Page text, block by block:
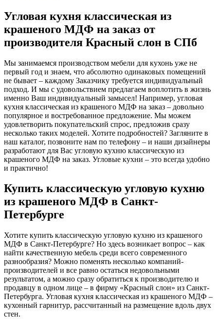
Угловая кухня классическая из
крашеного МДФ на заказ от
производителя Красный слон в СПб
Мы занимаемся производством мебели для кухонь уже не
первый год и знаем, что абсолютно одинаковых помещений
не бывает – каждому Заказчику требуется индивидуальный
подход. И мы с удовольствием предлагаем воплотить в жизнь
именно Ваш индивидуальный замысел! Например, угловая
кухня классическая из крашеного МДФ на заказ – довольно
популярное и востребованное предложение. Мы можем
удовлетворить покупательский спрос, предложив сразу
несколько таких моделей. Хотите подробностей? Загляните в
наш каталог, позвоните нам по телефону – и наши дизайнеры
разработают для Вас угловую кухню классическую из
крашеного МДФ на заказ. Угловые кухни – это всегда удобно
и практично!
Купить классическую угловую кухню
из крашеного МДФ в Санкт-
Петербурге
Хотите купить классическую угловую кухню из крашеного
МДФ в Санкт-Петербурге? Но здесь возникает вопрос – как
найти качественную мебель среди всего современного
разнообразия? Можно поменять несколько компаний-
производителей и все равно остаться недовольными
результатом, а можно сразу обратиться к производителю и
продавцу в одном лице – в фирму «Красный слон» из Санкт-
Петербурга. Угловая кухня классическая из крашеного МДФ –
кухонный гарнитур, рассчитанный на размещение вдоль двух
стен.